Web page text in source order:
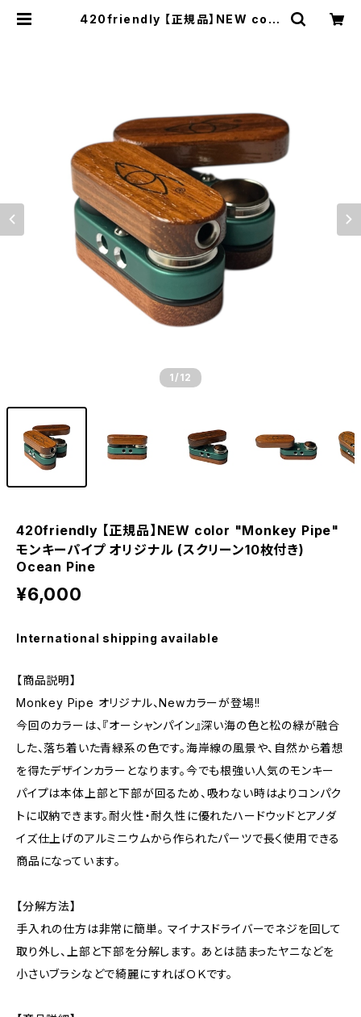
420friendly 【正規品】NEW colo
1 /12
420friendly 【正規品】NEW color "Monkey Pipe"
モンキーパイプ オリジナル (スクリーン10枚付き)
Ocean Pine
¥6,000
International shipping available
【商品説明】
Monkey Pipe オリジナル、Newカラーが登場!!
今回のカラーは、『オーシャンパイン』深い海の色と松の緑が融合
した、落ち着いた青緑系の色です。海岸線の風景や、自然から着想
を得たデザインカラーとなります。今でも根強い人気のモンキー
パイプは本体上部と下部が回るため、吸わない時はよりコンパク
トに収納できます。耐火性・耐久性に優れたハードウッドとアノダ
イズ仕上げのアルミニウムから作られたパーツで長く使用できる
商品になっています。
【分解方法】
手入れの仕方は非常に簡単。 マイナスドライバーでネジを回して
取り外し、上部と下部を分解します。 あとは詰まったヤニなどを
小さいブラシなどで綺麗にすればＯＫです。